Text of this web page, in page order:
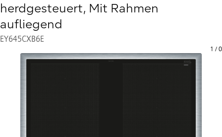
herdgesteuert, Mit Rahmen
aufliegend
EY645CXB6E
1 / 0